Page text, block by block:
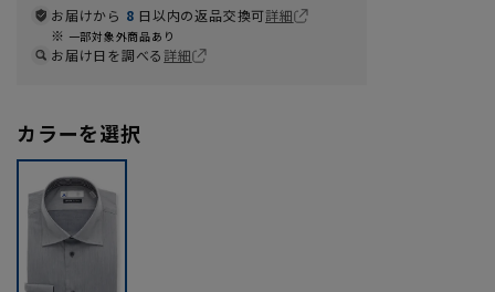
お届けから 8 日以内の返品交換可詳細
一部対象外商品あり
お届け日を調べる詳細
カラーを選択